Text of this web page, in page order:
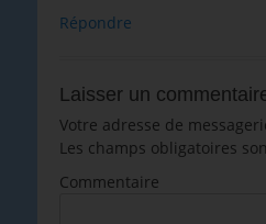
Répondre
Laisser un
Votre adresse de
Les champs obligatoires
Commentaire